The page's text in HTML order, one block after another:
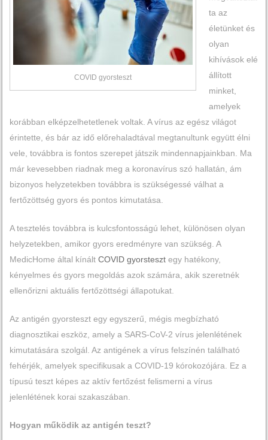
COVID gyorsteszt
ta az
életünket és
olyan
kihívások elé
állított
minket,
amelyek
korábban elképzelhetetlenek voltak. A vírus az egész világot
érintette, és bár az idő előrehaladtával megtanultunk együtt élni
vele, továbbra is fontos szerepet játszik mindennapjainkban. Ma
már kevesebben riadnak meg a koronavírus szó hallatán, ám
bizonyos helyzetekben továbbra is szükségessé válhat a
fertőzöttség gyors és pontos kimutatása.
A tesztelés továbbra is kulcsfontosságú lehet, különösen olyan
helyzetekben, amikor gyors eredményre van szükség. A
MedicHome által kínált COVID gyorstesztegy hatékony,
kényelmes és gyors megoldás azok számára, akik szeretnék
ellenőrizni aktuális fertőzöttségi állapotukat.
Az antigén gyorsteszt egy egyszerű, mégis megbízható
diagnosztikai eszköz, amely a SARS-CoV-2 vírus jelenlétének
kimutatására szolgál. Az antigének a vírus felszínén található
fehérjék, amelyek specifikusak a COVID-19 kórokozójára. Ez a
típusú teszt képes az aktív fertőzést felismerni a vírus
jelenlétének korai szakaszában.
Hogyan működik az antigén teszt?